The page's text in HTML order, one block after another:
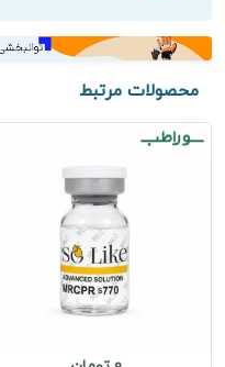
|
Forever
Garlic
عدد
محصولات مرتبط